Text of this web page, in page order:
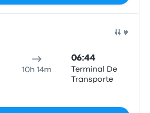
10h 14m
06:44
Terminal De
Transporte